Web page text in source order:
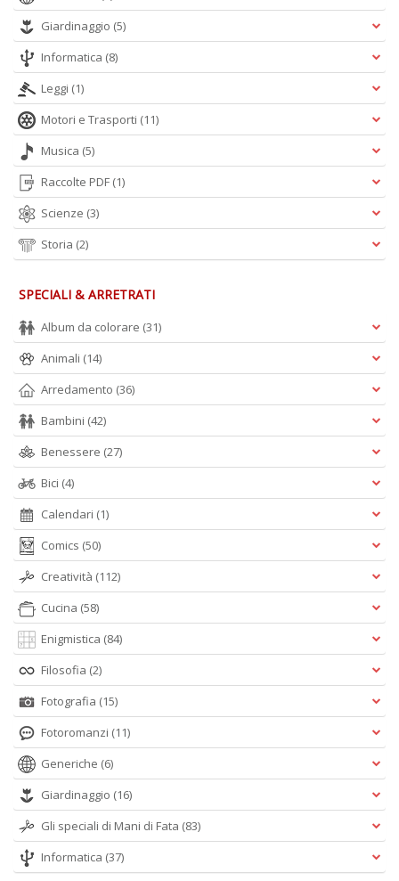
Giardinaggio (5)
Informatica (8)
Leggi (1)
Motori e Trasporti (11)
Musica (5)
Raccolte PDF (1)
Scienze (3)
Storia (2)
SPECIALI & ARRETRATI
Album da colorare (31)
Animali (14)
Arredamento (36)
Bambini (42)
Benessere (27)
Bici (4)
Calendari (1)
Comics (50)
Creatività (112)
Cucina (58)
Enigmistica (84)
Filosofia (2)
Fotografia (15)
Fotoromanzi (11)
Generiche (6)
Giardinaggio (16)
Gli speciali di Mani di Fata (83)
Informatica (37)